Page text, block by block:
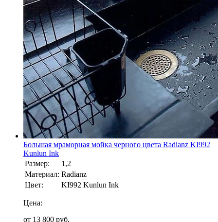
Большая мраморная мойка черного цвета Radianz KI992
Kunlun Ink
Размер:
1,2
Материал: Radianz
Цвет:
KI992 Kunlun Ink
Цена:
от 13 800 руб.